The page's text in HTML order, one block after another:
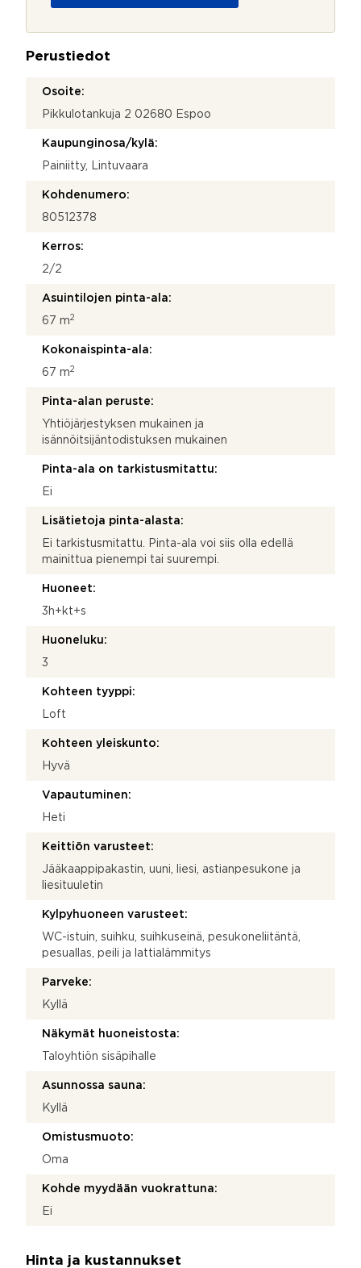
*
t
t
Perustiedot
Osoite:
Pikkulotankuja 2 02680 Espoo
Kaupunginosa/kylä:
Painiitty, Lintuvaara
Kohdenumero:
80512378
Kerros:
2/2
Asuintilojen pinta-ala:
67 m2
Kokonaispinta-ala:
67 m2
Pinta-alan peruste:
Yhtiöjärjestyksen mukainen ja
isännöitsijäntodistuksen mukainen
Pinta-ala on tarkistusmitattu:
Ei
Lisätietoja pinta-alasta:
Ei tarkistusmitattu. Pinta-ala voi siis olla edellä
mainittua pienempi tai suurempi.
Huoneet:
3h+kt+s
Huoneluku:
3
Kohteen tyyppi:
Loft
Kohteen yleiskunto:
Hyvä
Vapautuminen:
Heti
Keittiön varusteet:
Jääkaappipakastin, uuni, liesi, astianpesukone ja
liesituuletin
Kylpyhuoneen varusteet:
WC-istuin, suihku, suihkuseinä, pesukoneliitäntä,
pesuallas, peili ja lattialämmitys
Parveke:
Kyllä
Näkymät huoneistosta:
Taloyhtiön sisäpihalle
Asunnossa sauna:
Kyllä
Omistusmuoto:
Oma
Kohde myydään vuokrattuna:
Ei
Hinta ja kustannukset